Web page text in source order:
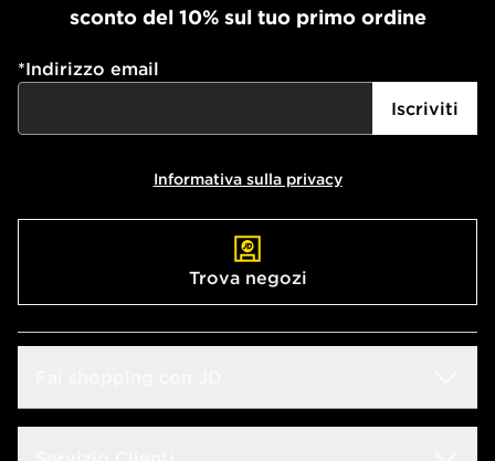
sconto del 10% sul tuo primo ordine
*Indirizzo email
Iscriviti
Informativa sulla privacy
Trova negozi